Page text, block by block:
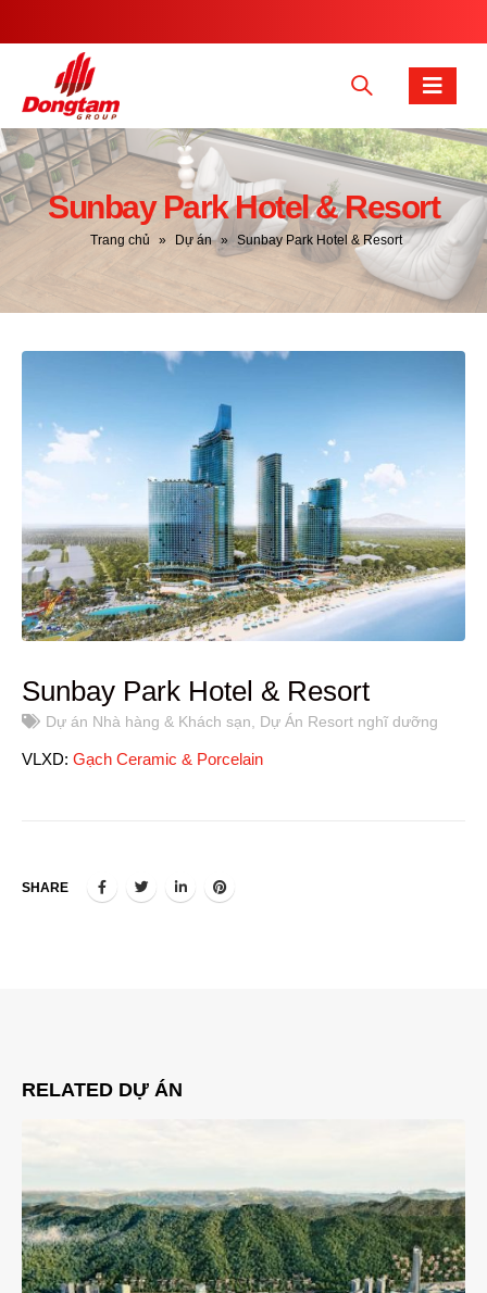
Sunbay Park Hotel & Resort
Trang chủ » Dự án » Sunbay Park Hotel & Resort
Sunbay Park Hotel & Resort
Dự án Nhà hàng & Khách sạn, Dự Án Resort nghĩ dưỡng
VLXD: Gạch Ceramic & Porcelain
SHARE
RELATED DỰ ÁN